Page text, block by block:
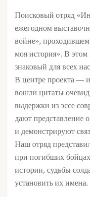
Поисковый отряд
ежегодном
войне»,
моя история». В этом
знаковый для всех
В центре проекта —
вошли цитаты
выдержки из эссе
дают представление
и демонстрируют
Наш отряд
при погибших
истории, судьбы
установить их имена.